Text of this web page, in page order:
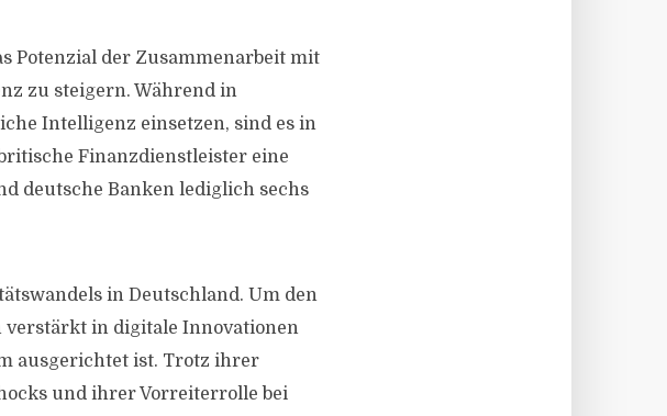
Potenzial der Zusammenarbeit mit
zu steigern. Während in
Intelligenz einsetzen, sind es in
Finanzdienstleister eine
deutsche Banken lediglich sechs
in Deutschland. Um den
verstärkt in digitale Innovationen
ausgerichtet ist. Trotz ihrer
und ihrer Vorreiterrolle bei